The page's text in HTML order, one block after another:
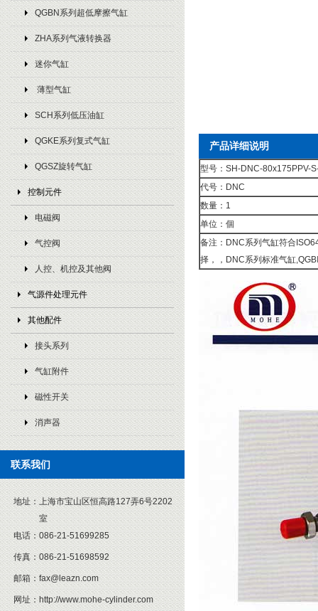
QGBN系列超低摩擦气缸
ZHA系列气液转换器
迷你气缸
薄型气缸
SCH系列低压油缸
QGKE系列复式气缸
QGSZ旋转气缸
控制元件
电磁阀
气控阀
人控、机控及其他阀
气源件处理元件
其他配件
接头系列
气缸附件
磁性开关
消声器
联系我们
地址： 上海市宝山区恒高路127弄6号2202
室
电话： 086-21-51699285
传真： 086-21-51698592
邮箱： fax@leazn.com
网址： http://www.mohe-cylinder.com
产品详细说明
型号：SH-DNC-80x175PPV-
代号：DNC
数量：1
单位：個
备注：DNC系列气缸符合
择，，DNC系列标准气缸